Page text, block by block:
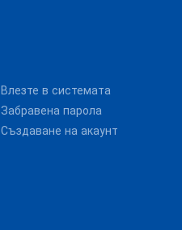
Влезте в системата
Забравена парола
Създаване на акаунт